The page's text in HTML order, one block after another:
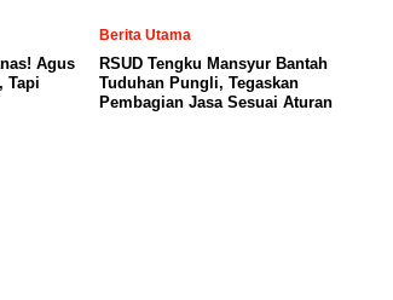
Agus
Tapi
Berita Utama
RSUD Tengku Mansyur Bantah
Tuduhan Pungli, Tegaskan
Pembagian Jasa Sesuai Aturan